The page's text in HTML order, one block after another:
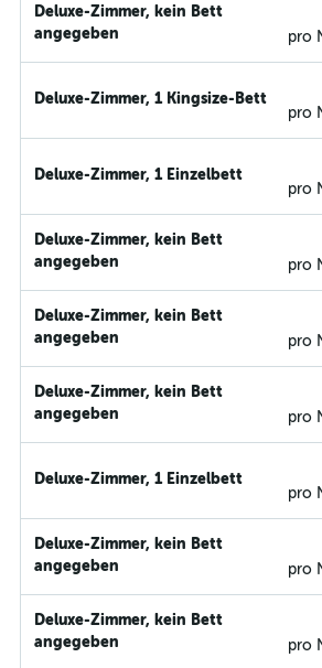
Deluxe-Zimmer, kein Bett
angegeben
pro
Deluxe-Zimmer, 1 Kingsize-Bett
pro
Deluxe-Zimmer, 1 Einzelbett
pro
Deluxe-Zimmer, kein Bett
angegeben
pro
Deluxe-Zimmer, kein Bett
angegeben
pro
Deluxe-Zimmer, kein Bett
angegeben
pro
Deluxe-Zimmer, 1 Einzelbett
pro
Deluxe-Zimmer, kein Bett
angegeben
pro
Deluxe-Zimmer, kein Bett
angegeben
pro